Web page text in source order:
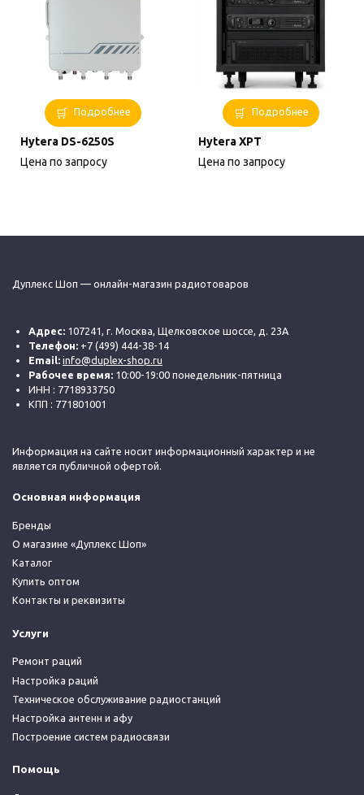
Подробнее
Hytera DS-6250S
Цена по запросу
Подробнее
Hytera XPT
Цена по запросу
Дуплекс Шоп — онлайн-магазин радиотоваров
Адрес: 107241, г. Москва, Щелковское шоссе, д. 23А
Телефон: +7 (499) 444-38-14
Email: info@duplex-shop.ru
Рабочее время: 10:00-19:00 понедельник-пятница
ИНН : 7718933750
КПП : 771801001
Информация на сайте носит информационный характер и не
является публичной офертой.
Основная информация
Бренды
О магазине «Дуплекс Шоп»
Каталог
Купить оптом
Контакты и реквизиты
Услуги
Ремонт раций
Настройка раций
Техническое обслуживание радиостанций
Настройка антенн и афу
Построение систем радиосвязи
Помощь